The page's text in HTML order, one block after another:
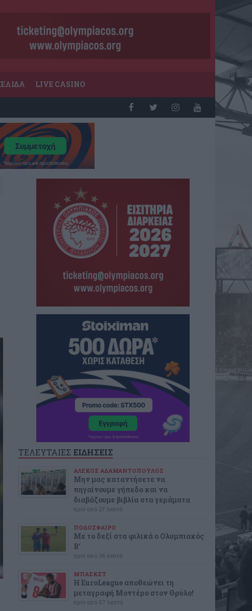
LIVE CASINO
ΤΕΛΕΥΤΑΙΕΣ ΕΙΔΗΣΕΙΣ
ΑΛΕΚΟΣ ΑΔΑΜΑΝΤΟΠΟΥΛΟΣ
Μην μας καταντήσετε να
πηγαίνουμε γήπεδο και να
διαβάζουμε βιβλία στα γεράματα
πριν από 27 λεπτά
ΠΟΔΟΣΦΑΙΡΟ
Με το δεξί στα φιλικά ο Ολυμπιακός
Β’
πριν από 36 λεπτά
ΜΠΑΣΚΕΤ
Η EuroLeague αποθεώνει τη
μεταγραφή Μοντέρο στον Θρύλο!
πριν από 57 λεπτά